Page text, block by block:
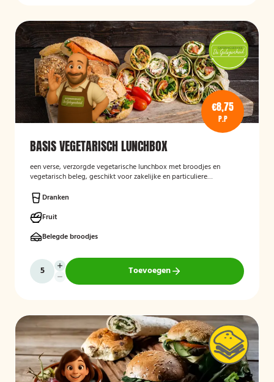
€8,75
P.P
BASIS VEGETARISCH LUNCHBOX
een verse, verzorgde vegetarische lunchbox met broodjes en
vegetarisch beleg, geschikt voor zakelijke en particuliere
Dranken
Fruit
Belegde broodjes
Toevoegen